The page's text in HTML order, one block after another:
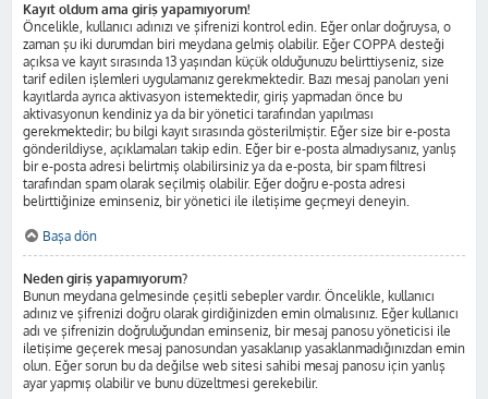
Kayıt oldum ama giriş yapamıyorum!
Öncelikle, kullanıcı adınızı ve şifrenizi kontrol edin. Eğer onlar doğruysa, o
zaman şu iki durumdan biri meydana gelmiş olabilir. Eğer COPPA desteği
açıksa ve kayıt sırasında 13 yaşından küçük olduğunuzu belirttiyseniz, size
tarif edilen işlemleri uygulamanız gerekmektedir. Bazı mesaj panoları yeni
kayıtlarda ayrıca aktivasyon istemektedir, giriş yapmadan önce bu
aktivasyonun kendiniz ya da bir yönetici tarafından yapılması
gerekmektedir; bu bilgi kayıt sırasında gösterilmiştir. Eğer size bir e-posta
gönderildiyse, açıklamaları takip edin. Eğer bir e-posta almadıysanız, yanlış
bir e-posta adresi belirtmiş olabilirsiniz ya da e-posta, bir spam filtresi
tarafından spam olarak seçilmiş olabilir. Eğer doğru e-posta adresi
belirttiğinize eminseniz, bir yönetici ile iletişime geçmeyi deneyin.
Başa dön
Neden giriş yapamıyorum?
Bunun meydana gelmesinde çeşitli sebepler vardır. Öncelikle, kullanıcı
adınız ve şifrenizi doğru olarak girdiğinizden emin olmalısınız. Eğer kullanıcı
adı ve şifrenizin doğruluğundan eminseniz, bir mesaj panosu yöneticisi ile
iletişime geçerek mesaj panosundan yasaklanıp yasaklanmadığınızdan emin
olun. Eğer sorun bu da değilse web sitesi sahibi mesaj panosu için yanlış
ayar yapmış olabilir ve bunu düzeltmesi gerekebilir.